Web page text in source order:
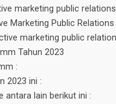
marketing public relations
Marketing Public Relations
marketing public
Tahun 2023
:
2023 ini :
antara lain berikut ini :